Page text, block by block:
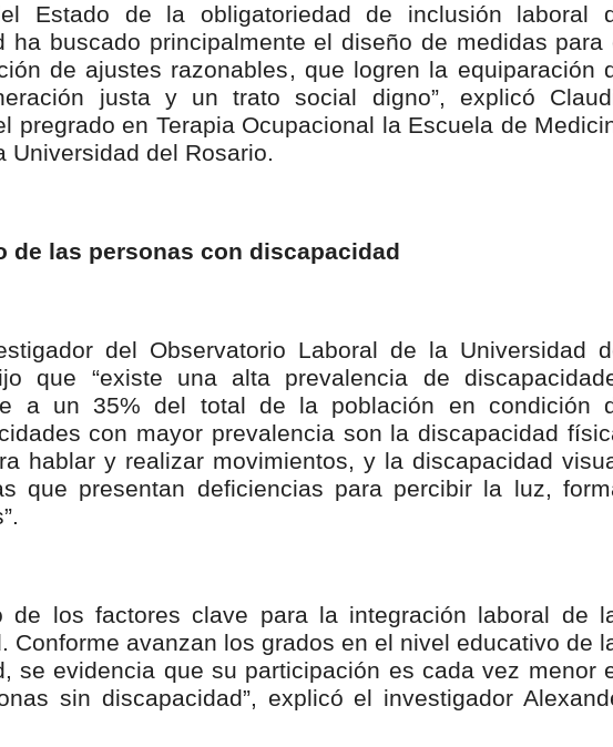
Estado de la obligatoriedad de inclusión laboral
ha buscado principalmente el diseño de medidas para
de ajustes razonables, que logren la equiparación
justa y un trato social digno”, explicó
pregrado en Terapia Ocupacional la Escuela de
Universidad del Rosario.
de las personas con discapacidad
del Observatorio Laboral de la Universidad
que “existe una alta prevalencia de
a un 35% del total de la población en condición
con mayor prevalencia son la discapacidad
hablar y realizar movimientos, y la discapacidad
que presentan deficiencias para percibir la luz,
de los factores clave para la integración laboral de
Conforme avanzan los grados en el nivel educativo de
se evidencia que su participación es cada vez menor
sin discapacidad”, explicó el investigador